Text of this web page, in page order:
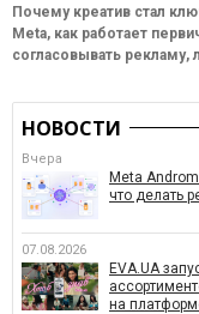
Почему креатив стал
Meta, как работает
согласовывать рекламу,
НОВОСТИ
Вчера
Meta
что делать
07.08.2026
EVA.UA
на